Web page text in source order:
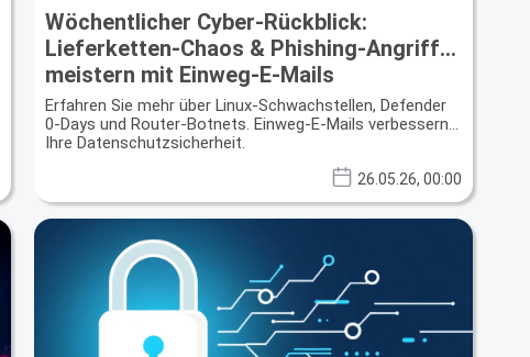
Wöchentlicher Cyber-Rückblick:
Lieferketten-Chaos & Phishing-Angriffe
meistern mit Einweg-E-Mails
Erfahren Sie mehr über Linux-Schwachstellen, Defender
0-Days und Router-Botnets. Einweg-E-Mails verbessern
Ihre Datenschutzsicherheit.
26.05.26, 00:00